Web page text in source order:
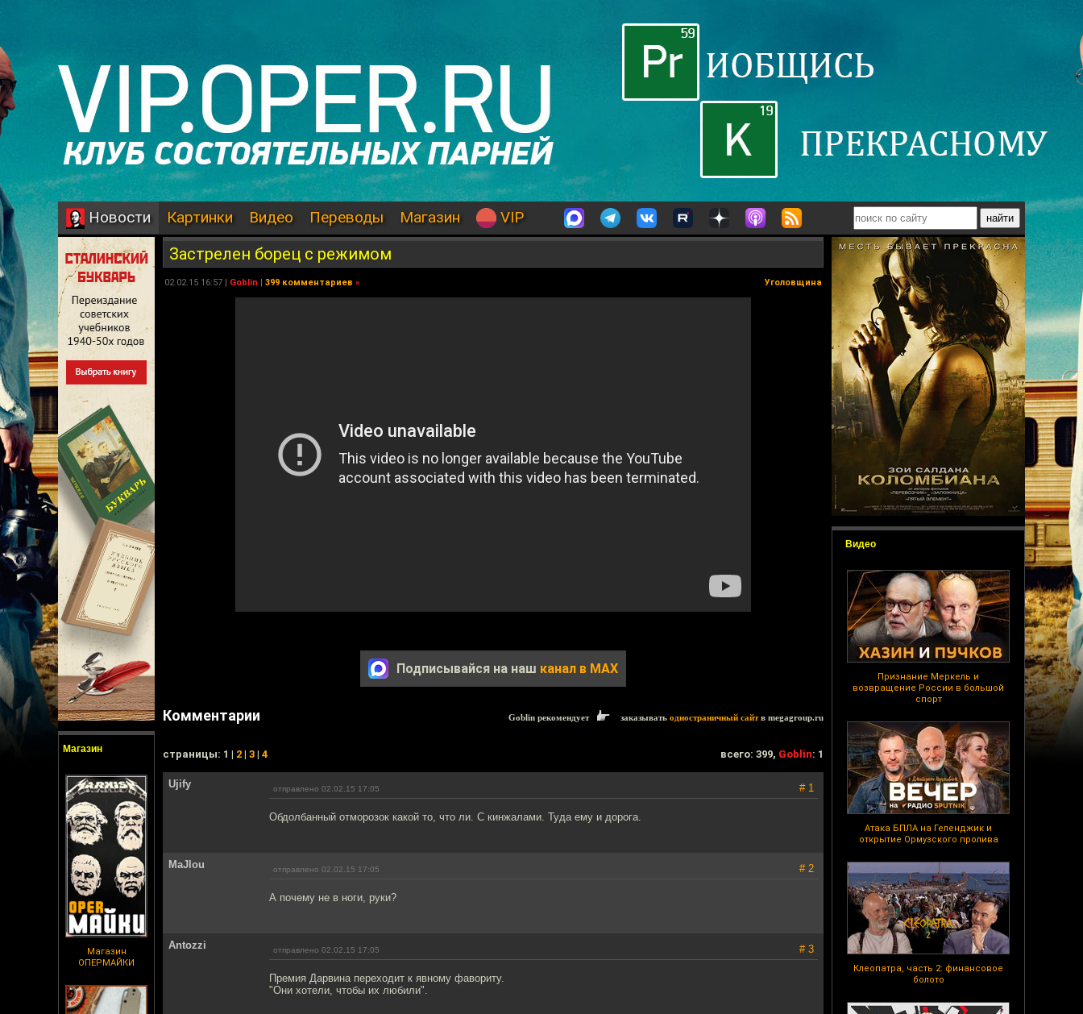
Новости Картинки Видео Переводы Магазин VIP
Магазин
Магазин
ОПЕРМАЙКИ
Видео
Признание Меркель и
возвращение России в большой
спорт
Атака БПЛА на Геленджик и
открытие Ормузского пролива
Клеопатра, часть 2: финансовое
болото
Застрелен борец с режимом
02.02.15 16:57 | Goblin | 399 комментариев » Уголовщина
Подписывайся на наш канал в MAX
Комментарии Goblin рекомендует заказывать одностраничный сайтв megagroup.ru
cтраницы: 1 | 2 | 3 | 4 всего: 399, Goblin: 1
Ujify отправлено 02.02.15 17:05 # 1
Обдолбанный отморозок какой то, что ли. С кинжалами. Туда ему и дорога.
MaJlou отправлено 02.02.15 17:05 # 2
А почему не в ноги, руки?
Antozzi отправлено 02.02.15 17:05 # 3
Премия Дарвина переходит к явному фавориту.
"Они хотели, чтобы их любили".